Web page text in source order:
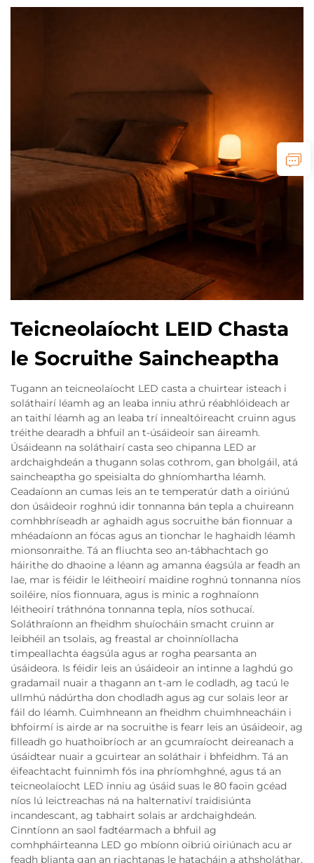
Teicneolaíocht LEID Chasta
le Socruithe Saincheaptha
Tugann an teicneolaíocht LED casta a chuirtear isteach i
soláthairí léamh ag an leaba inniu athrú réabhlóideach ar
an taithí léamh ag an leaba trí innealtóireacht cruinn agus
tréithe dearadh a bhfuil an t-úsáideoir san áireamh.
Úsáideann na soláthairí casta seo chipanna LED ar
ardchaighdeán a thugann solas cothrom, gan bholgáil, atá
saincheaptha go speisialta do ghníomhartha léamh.
Ceadaíonn an cumas leis an te temperatúr dath a oiriúnú
don úsáideoir roghnú idir tonnanna bán tepla a chuireann
comhbhríseadh ar aghaidh agus socruithe bán fionnuar a
mhéadaíonn an fócas agus an tionchar le haghaidh léamh
mionsonraithe. Tá an fliuchta seo an-tábhachtach go
háirithe do dhaoine a léann ag amanna éagsúla ar feadh an
lae, mar is féidir le léitheoirí maidine roghnú tonnanna níos
soiléire, níos fionnuara, agus is minic a roghnaíonn
léitheoirí tráthnóna tonnanna tepla, níos sothucaí.
Soláthraíonn an fheidhm shuíocháin smacht cruinn ar
leibhéil an tsolais, ag freastal ar choinníollacha
timpeallachta éagsúla agus ar rogha pearsanta an
úsáideora. Is féidir leis an úsáideoir an intinne a laghdú go
gradamail nuair a thagann an t-am le codladh, ag tacú le
ullmhú nádúrtha don chodladh agus ag cur solais leor ar
fáil do léamh. Cuimhneann an fheidhm chuimhneacháin i
bhfoirmí is airde ar na socruithe is fearr leis an úsáideoir, ag
filleadh go huathoibríoch ar an gcumraíocht deireanach a
úsáidtear nuair a gcuirtear an soláthair i bhfeidhm. Tá an
éifeachtacht fuinnimh fós ina phríomhghné, agus tá an
teicneolaíocht LED inniu ag úsáid suas le 80 faoin gcéad
níos lú leictreachas ná na halternativí traidisiúnta
incandescant, ag tabhairt solais ar ardchaighdeán.
Cinntíonn an saol fadtéarmach a bhfuil ag
comhpháirteanna LED go mbíonn oibriú oiriúnach acu ar
feadh blianta gan an riachtanas le hatacháin a athsholáthar,